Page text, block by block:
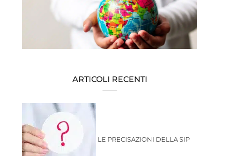
ARTICOLI RECENTI
LE PRECISAZIONI DELLA SIP